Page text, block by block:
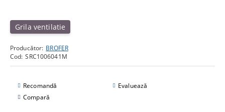
Grila ventilatie
Producător: BROFER
Cod: SRC1006041M
Recomandă
Evaluează
Compară